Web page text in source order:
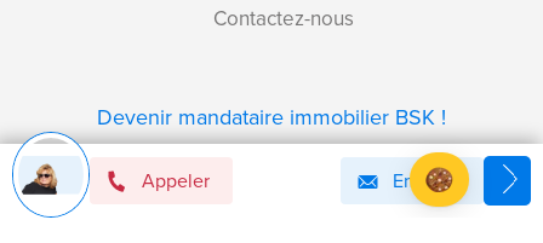
Appeler Email
Contactez-nous
Devenir mandataire immobilier BSK !